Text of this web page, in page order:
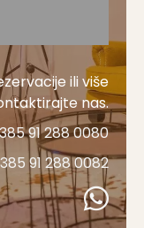
ili više
nas.
91 288 0080
91 288 0082